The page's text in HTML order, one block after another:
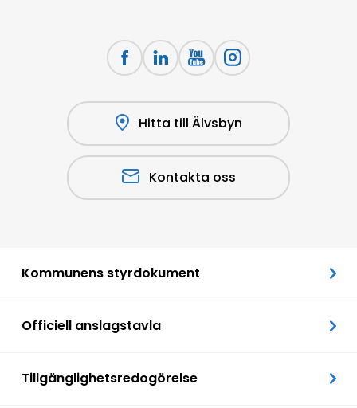
Hitta till Älvsbyn
Kontakta oss
Kommunens styrdokument
Officiell anslagstavla
Tillgänglighetsredogörelse